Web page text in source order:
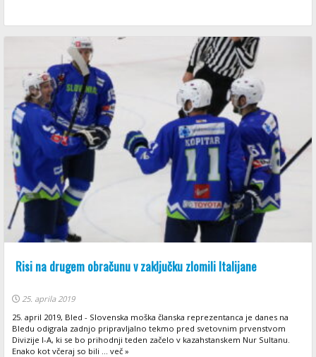
Risi na drugem obračunu v zaključku zlomili Italijane
25. aprila 2019
25. april 2019, Bled - Slovenska moška članska reprezentanca je danes na
Bledu odigrala zadnjo pripravljalno tekmo pred svetovnim prvenstvom
Divizije I-A, ki se bo prihodnji teden začelo v kazahstanskem Nur Sultanu.
Enako kot včeraj so bili ... več »